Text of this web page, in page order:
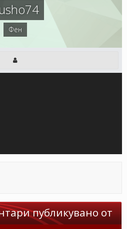
Фен
публикувано от